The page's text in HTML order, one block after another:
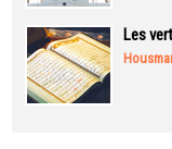
Les